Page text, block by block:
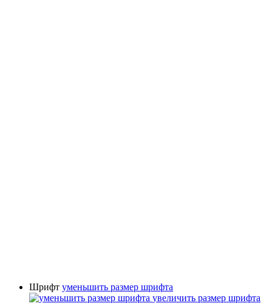
Шрифт уменьшить размер шрифта
увеличить размер шрифта